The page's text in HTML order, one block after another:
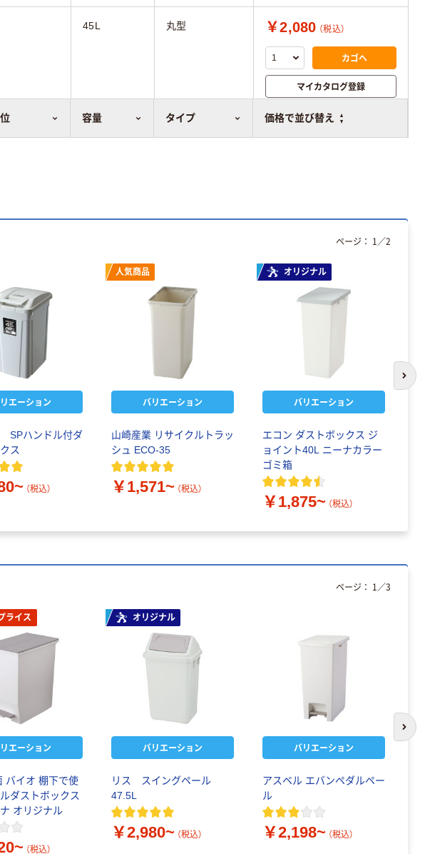
容量 タイプ 価格で並び替え
45L 丸型 ￥2,080 （税込）
カゴへ
マイカタログ登録
比較表に追加
エーション
SPハンドル付ダ
ス
（税込）
人気商品
バリエーション
山崎産業 リサイクルトラッ
シュ ECO-35
￥1,571~ （税込）
オリジナル
バリエーション
エコン ダストボックス ジ
ョイント40L ニーナカラー
ゴミ箱
￥1,875~ （税込）
ページ： 1 ／2
次
ライス
エーション
バイオ 棚下で使
ダストボックス
オリジナル
（税込）
オリジナル
バリエーション
リス スイングペール
47.5L
￥2,980~ （税込）
バリエーション
アスベル エバンペダルペー
ル
￥2,198~ （税込）
ページ： 1 ／3
次